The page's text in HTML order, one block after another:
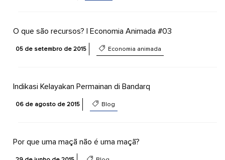
O que são recursos? | Economia Animada #03
05 de setembro de 2015 Economia animada
Indikasi Kelayakan Permainan di Bandarq
06 de agosto de 2015 Blog
Por que uma maçã não é uma maçã?